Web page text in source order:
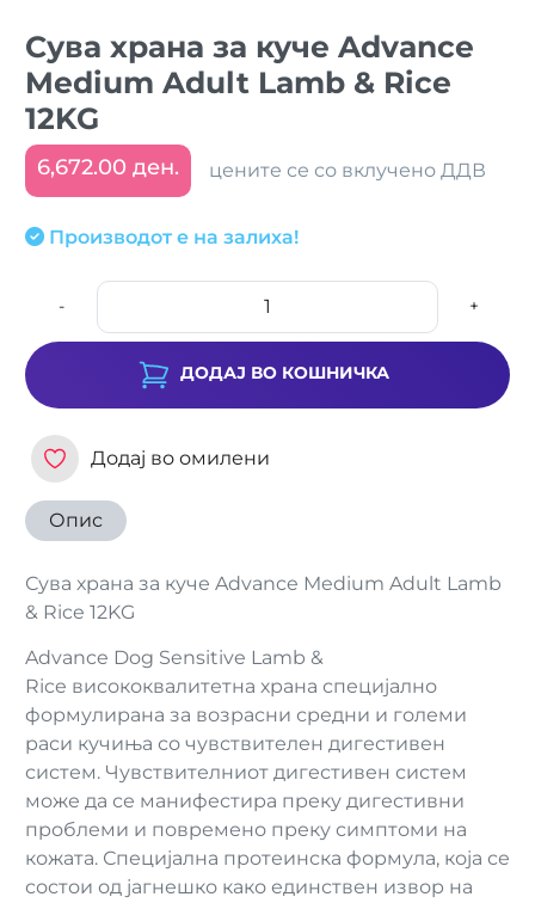
Сува храна за куче Advance
Medium Adult Lamb & Rice
12KG
6,672.00 ден. цените се со вклучено ДДВ
Производот е на залиха!
- +
ДОДАЈ ВО КОШНИЧКА
Додај во омилени
Опис
Сува храна за куче Advance Medium Adult Lamb
& Rice 12KG
Advance Dog Sensitive Lamb &
Rice висококвалитетна храна специјално
формулирана за возрасни средни и големи
раси кучиња со чувствителен дигестивен
систем. Чувствителниот дигестивен систем
може да се манифестира преку дигестивни
проблеми и повремено преку симптоми на
кожата. Специјална протеинска формула, која се
состои од јагнешко како единствен извор на